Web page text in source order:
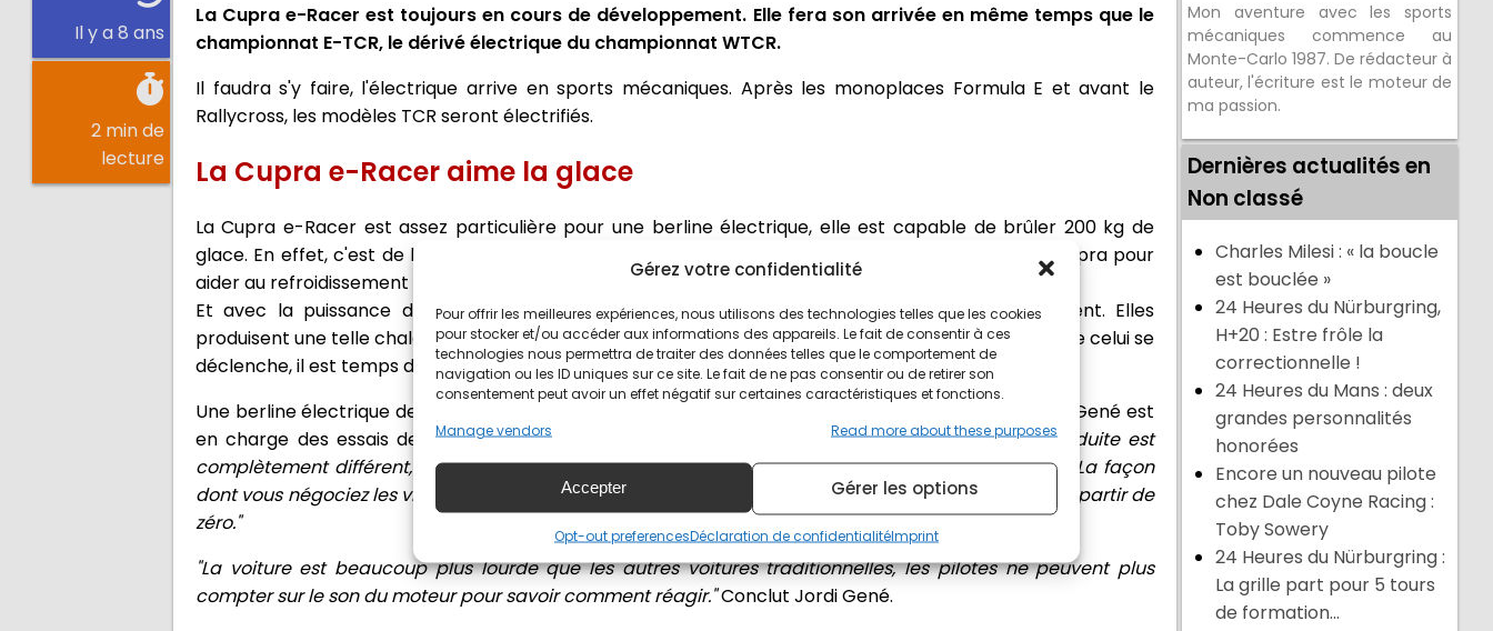
Gérez votre confidentialité
Pour offrir les meilleures expériences, nous utilisons des technologies telles que les cookies
pour stocker et/ou accéder aux informations des appareils. Le fait de consentir à ces
technologies nous permettra de traiter des données telles que le comportement de
navigation ou les ID uniques sur ce site. Le fait de ne pas consentir ou de retirer son
consentement peut avoir un effet négatif sur certaines caractéristiques et fonctions.
Manage vendors
Read more about these purposes
Accepter Gérer les options
Opt-out preferencesDéclaration de confidentialitéImprint
Il y a 8 ans
2 min de
lecture
La Cupra e-Racer est toujours en cours de développement. Elle fera son arrivée en même temps que le
championnat E-TCR, le dérivé électrique du championnat WTCR.
Il faudra s'y faire, l'électrique arrive en sports mécaniques. Après les monoplaces Formula E et avant le
Rallycross, les modèles TCR seront électrifiés.
La Cupra e-Racer aime la glace
La Cupra e-Racer est assez particulière pour une berline électrique, elle est capable de brûler 200 kg de
glace. En effet, c'est de la glace carbonique que les mécaniciens sont obligés d'insuffler dans la Cupra pour
aider au refroidissement des batteries.
Et avec la puissance développée, les batteries de 65 kWh de 450 kg chauffent excessivement. Elles
produisent une telle chaleur que les ingénieurs ont équipé la voiture d'un témoin pour le pilote. Lorsque celui se
déclenche, il est temps de rentrer aux stands pour refroidir les batteries.
Une berline électrique demande un temps d'adaptation aux pilotes, voire un réapprentissage. Jordi Gené est
en charge des essais de la Cupra e-Racer, il s'est exprimé sur son expérience."Le style de conduite est
complètement différent, il faut utiliser d'autres paramètres pour savoir à quelle vitesse vous êtes. La façon
dont vous négociez les virages et savoir à quel moment écraser les freins. Piloter la e-Racer, c'est repartir de
zéro."
"La voiture est beaucoup plus lourde que les autres voitures traditionnelles, les pilotes ne peuvent plus
compter sur le son du moteur pour savoir comment réagir."Conclut Jordi Gené.
Mon aventure avec les sports
mécaniques commence au
Monte-Carlo 1987. De rédacteur à
auteur, l'écriture est le moteur de
ma passion.
Dernières actualités en
Non classé
Charles Milesi : « la boucle
est bouclée »
24 Heures du Nürburgring,
H+20 : Estre frôle la
correctionnelle !
24 Heures du Mans : deux
grandes personnalités
honorées
Encore un nouveau pilote
chez Dale Coyne Racing :
Toby Sowery
24 Heures du Nürburgring :
La grille part pour 5 tours
de formation...